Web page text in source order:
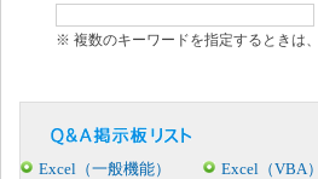
※ 複数のキーワードを指定するときは
Excel（一般機能） Excel（VBA）